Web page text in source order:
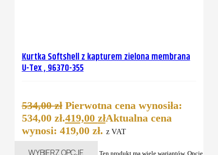
Kurtka Softshell z kapturem zielona membrana
U-Tex , 96370-355
534,00zł Pierwotna cena wynosiła:
534,00 zł.419,00 złAktualna cena
wynosi: 419,00 zł. z VAT
WYBIERZ OPCJE
Ten produkt ma wiele wariantów. Opcje